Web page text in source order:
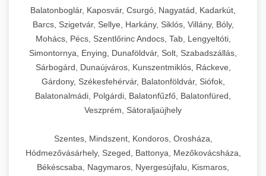
Balatonboglár, Kaposvár, Csurgó, Nagyatád, Kadarkút,
Barcs, Szigetvár, Sellye, Harkány, Siklós, Villány, Bóly,
Mohács, Pécs, Szentlőrinc Andocs, Tab, Lengyeltóti,
Simontornya, Enying, Dunaföldvár, Solt, Szabadszállás,
Sárbogárd, Dunaújváros, Kunszentmiklós, Ráckeve,
Gárdony, Székesfehérvár, Balatonföldvár, Siófok,
Balatonalmádi, Polgárdi, Balatonfűzfő, Balatonfüred,
Veszprém, Sátoraljaújhely
Szentes, Mindszent, Kondoros, Orosháza,
Hódmezővásárhely, Szeged, Battonya, Mezőkovácsháza,
Békéscsaba, Nagymaros, Nyergesújfalu, Kismaros,